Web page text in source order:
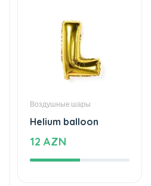
Воздушные шары
Helium balloon
12 AZN